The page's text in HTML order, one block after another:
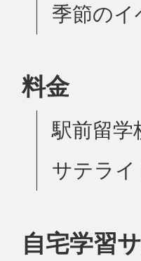
季節のイ
料金
駅前留学
サテラ
自宅学習